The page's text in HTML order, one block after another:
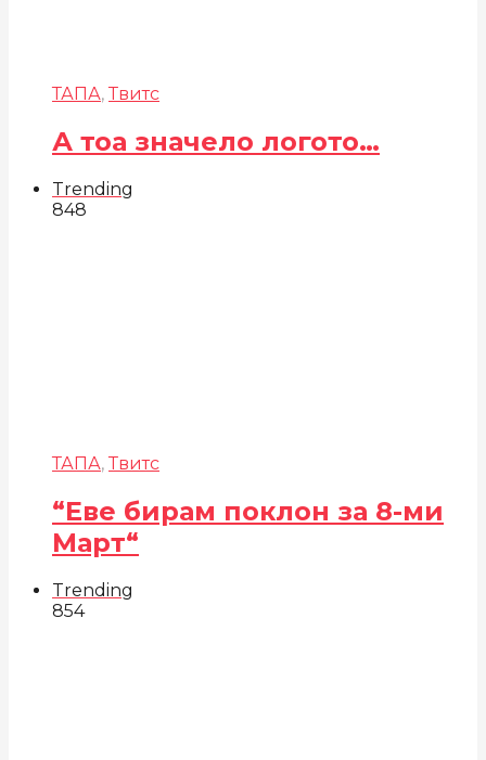
ТАПА, Твитс
А тоа значело логото…
Trending
848
ТАПА, Твитс
“Еве бирам поклон за 8-ми
Март“
Trending
854